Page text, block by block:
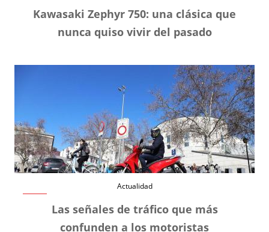
Kawasaki Zephyr 750: una clásica que
nunca quiso vivir del pasado
Actualidad
Las señales de tráfico que más
confunden a los motoristas